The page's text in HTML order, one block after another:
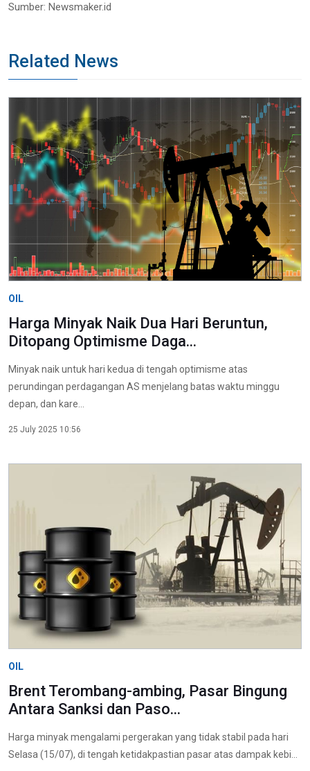
Sumber: Newsmaker.id
Related News
OIL
Harga Minyak Naik Dua Hari Beruntun,
Ditopang Optimisme Daga...
Minyak naik untuk hari kedua di tengah optimisme atas
perundingan perdagangan AS menjelang batas waktu minggu
depan, dan kare...
25 July 2025 10:56
OIL
Brent Terombang-ambing, Pasar Bingung
Antara Sanksi dan Paso...
Harga minyak mengalami pergerakan yang tidak stabil pada hari
Selasa (15/07), di tengah ketidakpastian pasar atas dampak kebi...